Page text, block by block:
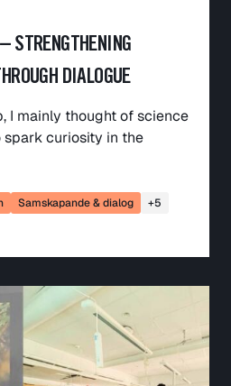
STRENGTHENING
DIALOGUE
I mainly thought of science
curiosity in the
Samskapande & dialog +5